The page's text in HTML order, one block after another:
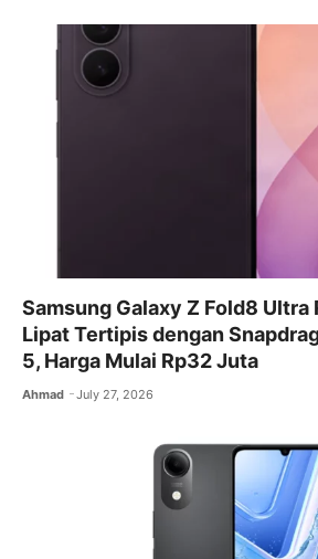
Samsung Galaxy Z Fold8 Ultra
Lipat Tertipis dengan
5, Harga Mulai Rp32 Juta
Ahmad July 27, 2026